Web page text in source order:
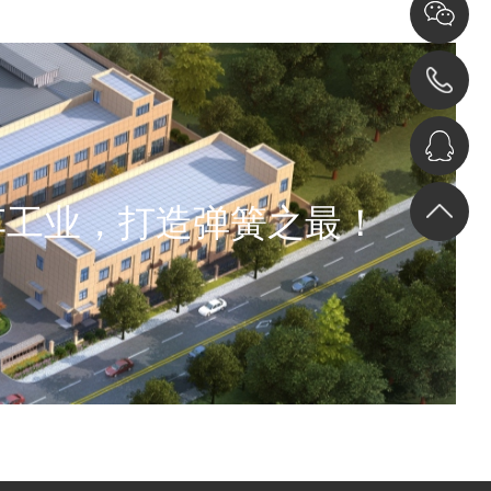
业，打造弹簧之最！